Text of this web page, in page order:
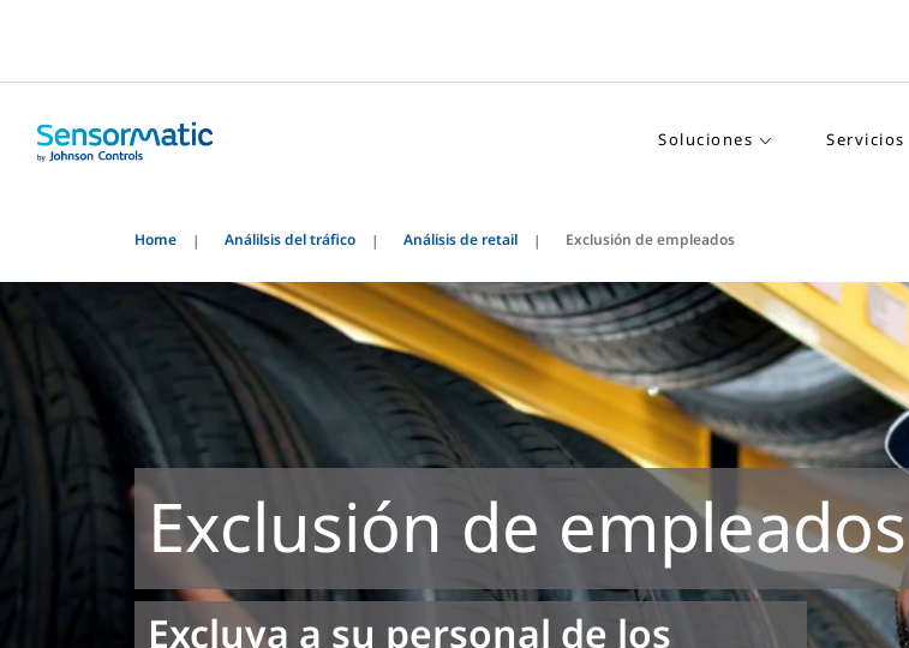
Soluciones Servicios
Home Análilsis del tráfico Análisis de retail Exclusión de empleados
Exclusión de empleados
Excluya a su personal de los